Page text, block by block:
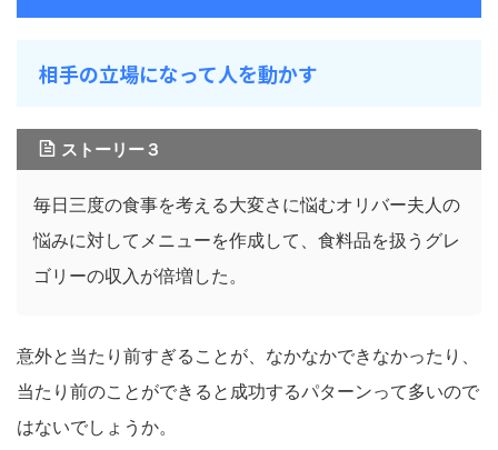
相手の立場になって人を動かす
ストーリー３
毎日三度の食事を考える大変さに悩むオリバー夫人の
悩みに対してメニューを作成して、食料品を扱うグレ
ゴリーの収入が倍増した。
意外と当たり前すぎることが、なかなかできなかったり、
当たり前のことができると成功するパターンって多いので
はないでしょうか。